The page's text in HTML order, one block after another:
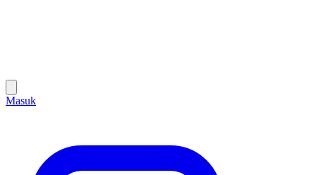
Masuk